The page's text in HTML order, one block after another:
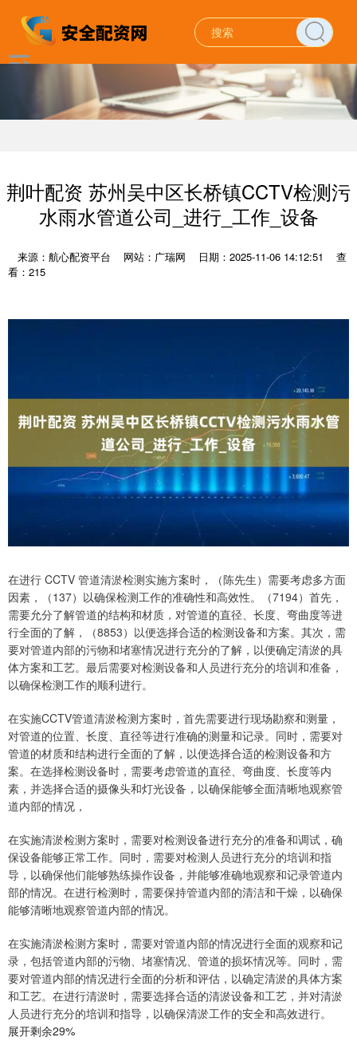
荆叶配资 苏州吴中区长桥镇CCTV检测污
水雨水管道公司_进行_工作_设备
来源：航心配资平台 网站：广瑞网 日期：2025-11-06 14:12:51
查
看：215
在进行 CCTV 管道清淤检测实施方案时，（陈先生）需要考虑多方面
因素，（137）以确保检测工作的准确性和高效性。（7194）首先，
需要允分了解管道的结构和材质，对管道的直径、长度、弯曲度等进
行全面的了解，（8853）以便选择合适的检测设备和方案。其次，需
要对管道内部的污物和堵塞情况进行充分的了解，以便确定清淤的具
体方案和工艺。最后需要对检测设备和人员进行充分的培训和准备，
以确保检测工作的顺利进行。
在实施CCTV管道清淤检测方案时，首先需要进行现场勘察和测量，
对管道的位置、长度、直径等进行准确的测量和记录。同时，需要对
管道的材质和结构进行全面的了解，以便选择合适的检测设备和方
案。在选择检测设备时，需要考虑管道的直径、弯曲度、长度等内
素，并选择合适的摄像头和灯光设备，以确保能够全面清晰地观察管
道内部的情况，
在实施清淤检测方案时，需要对检测设备进行充分的准备和调试，确
保设备能够正常工作。同时，需要对检测人员进行充分的培训和指
导，以确保他们能够熟练操作设备，并能够准确地观察和记录管道内
部的情况。在进行检测时，需要保持管道内部的清洁和干燥，以确保
能够清晰地观察管道内部的情况。
在实施清淤检测方案时，需要对管道内部的情况进行全面的观察和记
录，包括管道内部的污物、堵塞情况、管道的损坏情况等。同时，需
要对管道内部的情况进行全面的分析和评估，以确定清淤的具体方案
和工艺。在进行清淤时，需要选择合适的清淤设备和工艺，并对清淤
人员进行充分的培训和指导，以确保清淤工作的安全和高效进行。
展开剩余29%